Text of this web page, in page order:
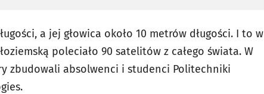
a jej głowica około 10 metrów długości. I to w
poleciało 90 satelitów z całego świata. W
zbudowali absolwenci i studenci Politechniki